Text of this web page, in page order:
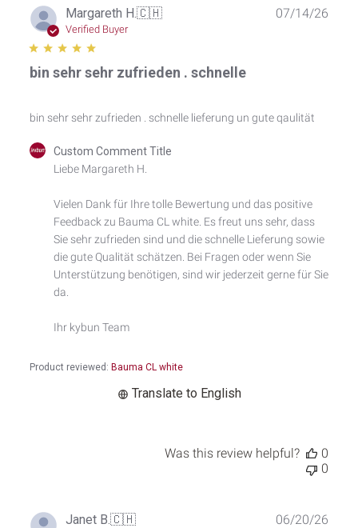
Margareth H.🇨🇭
Verified Buyer
bin sehr sehr zufrieden . schnelle
bin sehr sehr zufrieden . schnelle lieferung un gute qaulität
Product reviewed: Bauma CL white
Comments
Review
Custom
Comment
2026
Custom Comment Title
Liebe Margareth H.
Vielen Dank für Ihre tolle Bewertung und das positive
Feedback zu Bauma CL white. Es freut uns sehr, dass
Sie sehr zufrieden sind und die schnelle Lieferung sowie
die gute Qualität schätzen. Bei Fragen oder wenn Sie
Unterstützung benötigen, sind wir jederzeit gerne für Sie
da.
Ihr kybun Team
Translate to English
07/14/26
Was this review helpful?
0
0
Janet B.🇨🇭 06/20/26